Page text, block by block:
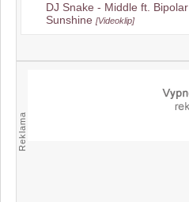
DJ Snake - Middle ft. Bipolar
Sunshine [Videoklip]
Reklama